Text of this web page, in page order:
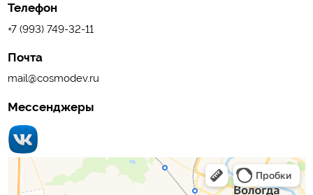
Телефон
+7 (993) 749-32-11
Почта
mail@cosmodev.ru
Мессенджеры